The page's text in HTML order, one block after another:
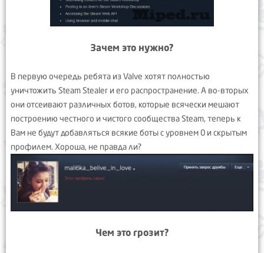
Зачем это нужно?
В первую очередь ребята из Valve хотят полностью
уничтожить Steam Stealer и его распространение. А во-вторых
они отсеивают различных ботов, которые всячески мешают
построению честного и чистого сообщества Steam, теперь к
Вам не будут добавляться всякие боты с уровнем 0 и скрытым
профилем. Хороша, не правда ли?
Чем это грозит?